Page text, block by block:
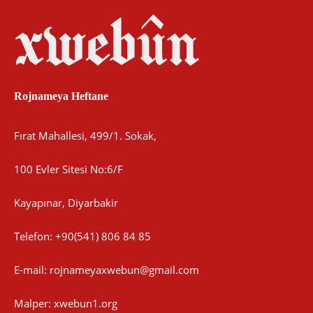
Rojnameya Heftane
Fırat Mahallesi, 499/1. Sokak,
100 Evler Sitesi No:6/F
Kayapınar, Diyarbakir
Telefon: +90(541) 806 84 85
E-mail: rojnameyaxwebun@gmail.com
Malper: xwebun1.org